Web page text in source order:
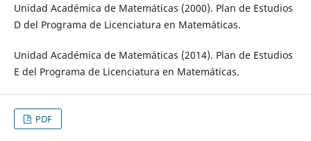
Unidad Académica de Matemáticas (2000). Plan de Estudios
D del Programa de Licenciatura en Matemáticas.
Unidad Académica de Matemáticas (2014). Plan de Estudios
E del Programa de Licenciatura en Matemáticas.
PDF